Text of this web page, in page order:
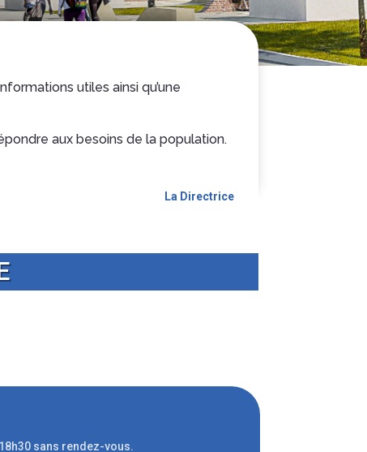
utiles ainsi qu’une
aux besoins de la population.
La Directrice
sans rendez-vous.